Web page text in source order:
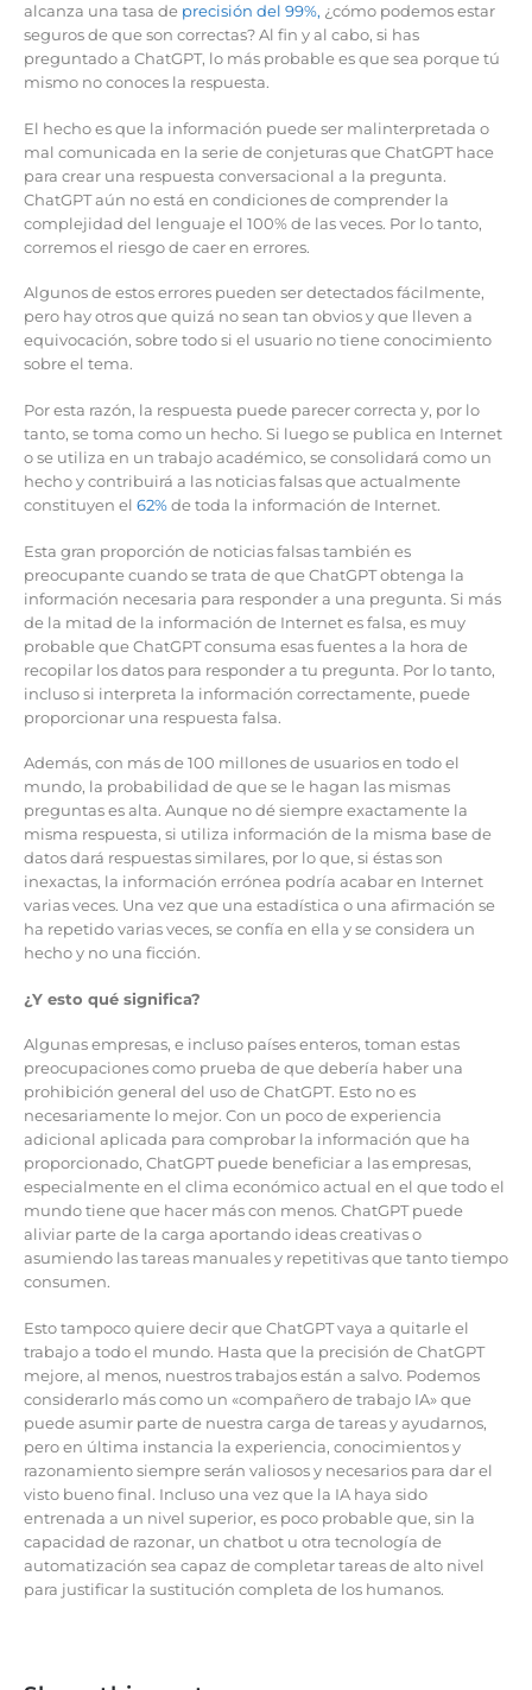
alcanza una tasa de precisión del 99%, ¿cómo podemos estar
seguros de que son correctas? Al fin y al cabo, si has
preguntado a ChatGPT, lo más probable es que sea porque tú
mismo no conoces la respuesta.
El hecho es que la información puede ser malinterpretada o
mal comunicada en la serie de conjeturas que ChatGPT hace
para crear una respuesta conversacional a la pregunta.
ChatGPT aún no está en condiciones de comprender la
complejidad del lenguaje el 100% de las veces. Por lo tanto,
corremos el riesgo de caer en errores.
Algunos de estos errores pueden ser detectados fácilmente,
pero hay otros que quizá no sean tan obvios y que lleven a
equivocación, sobre todo si el usuario no tiene conocimiento
sobre el tema.
Por esta razón, la respuesta puede parecer correcta y, por lo
tanto, se toma como un hecho. Si luego se publica en Internet
o se utiliza en un trabajo académico, se consolidará como un
hecho y contribuirá a las noticias falsas que actualmente
constituyen el 62%de toda la información de Internet.
Esta gran proporción de noticias falsas también es
preocupante cuando se trata de que ChatGPT obtenga la
información necesaria para responder a una pregunta. Si más
de la mitad de la información de Internet es falsa, es muy
probable que ChatGPT consuma esas fuentes a la hora de
recopilar los datos para responder a tu pregunta. Por lo tanto,
incluso si interpreta la información correctamente, puede
proporcionar una respuesta falsa.
Además, con más de 100 millones de usuarios en todo el
mundo, la probabilidad de que se le hagan las mismas
preguntas es alta. Aunque no dé siempre exactamente la
misma respuesta, si utiliza información de la misma base de
datos dará respuestas similares, por lo que, si éstas son
inexactas, la información errónea podría acabar en Internet
varias veces. Una vez que una estadística o una afirmación se
ha repetido varias veces, se confía en ella y se considera un
hecho y no una ficción.
¿Y esto qué significa?
Algunas empresas, e incluso países enteros, toman estas
preocupaciones como prueba de que debería haber una
prohibición general del uso de ChatGPT. Esto no es
necesariamente lo mejor. Con un poco de experiencia
adicional aplicada para comprobar la información que ha
proporcionado, ChatGPT puede beneficiar a las empresas,
especialmente en el clima económico actual en el que todo el
mundo tiene que hacer más con menos. ChatGPT puede
aliviar parte de la carga aportando ideas creativas o
asumiendo las tareas manuales y repetitivas que tanto tiempo
consumen.
Esto tampoco quiere decir que ChatGPT vaya a quitarle el
trabajo a todo el mundo. Hasta que la precisión de ChatGPT
mejore, al menos, nuestros trabajos están a salvo. Podemos
considerarlo más como un «compañero de trabajo IA» que
puede asumir parte de nuestra carga de tareas y ayudarnos,
pero en última instancia la experiencia, conocimientos y
razonamiento siempre serán valiosos y necesarios para dar el
visto bueno final. Incluso una vez que la IA haya sido
entrenada a un nivel superior, es poco probable que, sin la
capacidad de razonar, un chatbot u otra tecnología de
automatización sea capaz de completar tareas de alto nivel
para justificar la sustitución completa de los humanos.